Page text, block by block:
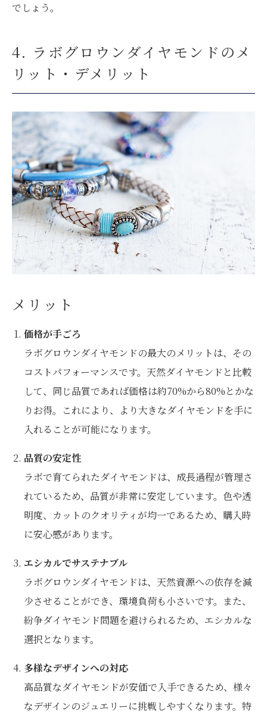
でしょう。
4. ラボグロウンダイヤモンドのメ
リット・デメリット
メリット
価格が手ごろ
ラボグロウンダイヤモンドの最大のメリットは、その
コストパフォーマンスです。天然ダイヤモンドと比較
して、同じ品質であれば価格は約70%から80%とかな
りお得。これにより、より大きなダイヤモンドを手に
入れることが可能になります。
品質の安定性
ラボで育てられたダイヤモンドは、成長過程が管理さ
れているため、品質が非常に安定しています。色や透
明度、カットのクオリティが均一であるため、購入時
に安心感があります。
エシカルでサステナブル
ラボグロウンダイヤモンドは、天然資源への依存を減
少させることができ、環境負荷も小さいです。また、
紛争ダイヤモンド問題を避けられるため、エシカルな
選択となります。
多様なデザインへの対応
高品質なダイヤモンドが安価で入手できるため、様々
なデザインのジュエリーに挑戦しやすくなります。特